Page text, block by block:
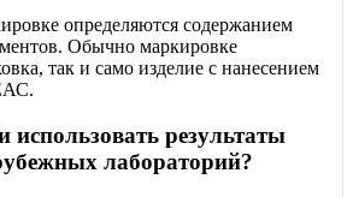
определяются содержанием
Обычно маркировке
так и само изделие с нанесением
использовать результаты
лабораторий?